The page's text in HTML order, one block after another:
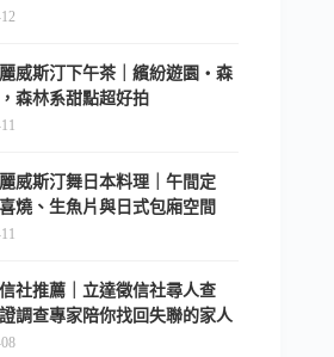
威斯汀下午茶｜繽紛遊園・森
森林系甜點超好拍
威斯汀舞日本料理｜午間定
燒、生魚片與日式包廂空間
社推薦｜立達徵信社尋人查
調查專家陪你找回失聯的家人